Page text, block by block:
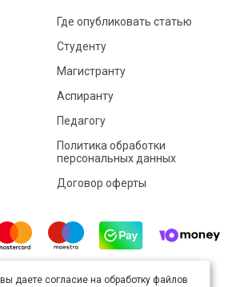
Где опубликовать статью
Студенту
Магистранту
Аспиранту
Педагогу
Политика обработки
персональных данных
Договор оферты
доступно полицензии Creative
даете согласие на обработку файлов